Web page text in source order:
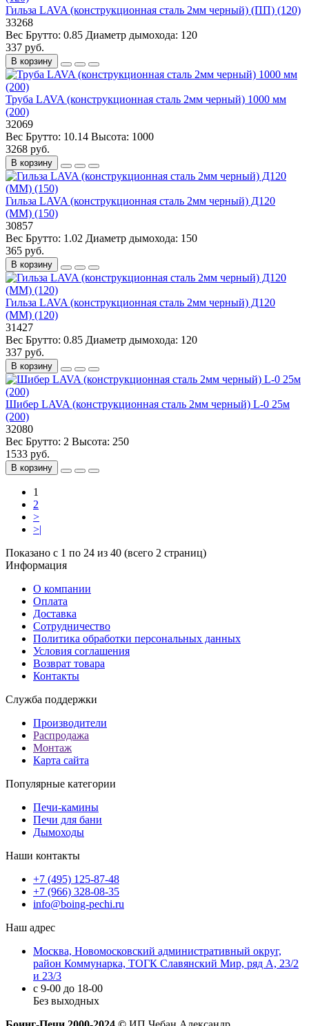
Гильза LAVA (конструкционная сталь 2мм черный) (ПП) (120)
33268
Вес Брутто: 0.85 Диаметр дымохода: 120
337 руб.
В корзину
Труба LAVA (конструкционная сталь 2мм черный) 1000 мм
(200)
32069
Вес Брутто: 10.14 Высота: 1000
3268 руб.
В корзину
Гильза LAVA (конструкционная сталь 2мм черный) Д120
(ММ) (150)
30857
Вес Брутто: 1.02 Диаметр дымохода: 150
365 руб.
В корзину
Гильза LAVA (конструкционная сталь 2мм черный) Д120
(ММ) (120)
31427
Вес Брутто: 0.85 Диаметр дымохода: 120
337 руб.
В корзину
Шибер LAVA (конструкционная сталь 2мм черный) L-0 25м
(200)
32080
Вес Брутто: 2 Высота: 250
1533 руб.
В корзину
1
2
>
>|
Показано с 1 по 24 из 40 (всего 2 страниц)
Информация
О компании
Оплата
Доставка
Сотрудничество
Политика обработки персональных данных
Условия соглашения
Возврат товара
Контакты
Служба поддержки
Производители
Распродажа
Монтаж
Карта сайта
Популярные категории
Печи-камины
Печи для бани
Дымоходы
Наши контакты
+7 (495) 125-87-48
+7 (966) 328-08-35
info@boing-pechi.ru
Наш адрес
Москва, Новомосковский административный округ,
район Коммунарка, ТОГК Славянский Мир, ряд А, 23/2
и 23/3
с 9-00 до 18-00
Без выходных